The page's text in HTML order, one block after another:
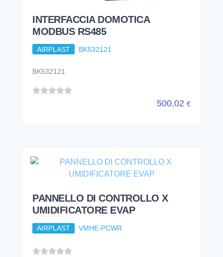
INTERFACCIA DOMOTICA
MODBUS RS485
AIRPLAST BK532121
BK532121
500,02 €
PANNELLO DI CONTROLLO X
UMIDIFICATORE EVAP
AIRPLAST VMHE-PCWR